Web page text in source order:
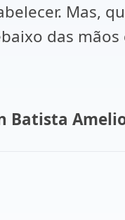
Mas,
das mãos
Batista